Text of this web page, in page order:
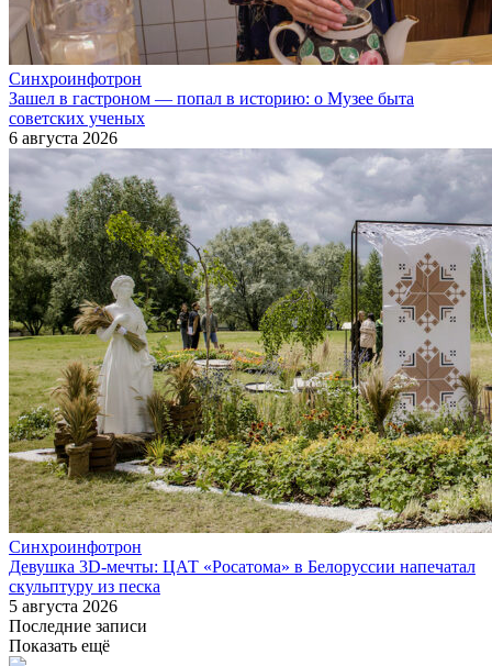
Синхроинфотрон
Зашел в гастроном — попал в историю: о Музее быта
советских ученых
6 августа 2026
Синхроинфотрон
Девушка 3D-мечты: ЦАТ «Росатома» в Белоруссии напечатал
скульптуру из песка
5 августа 2026
Последние записи
Показать ещё